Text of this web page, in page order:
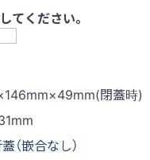
てください。
閉蓋時)
（嵌合なし）